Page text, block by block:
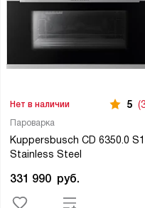
Пароварка
Kuppersbusch CD 6350.0 S1
Stainless Steel
Нет в наличии 5
331 990 руб.